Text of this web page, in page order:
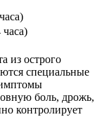
из острого
специальные
боль, дрожь,
контролирует